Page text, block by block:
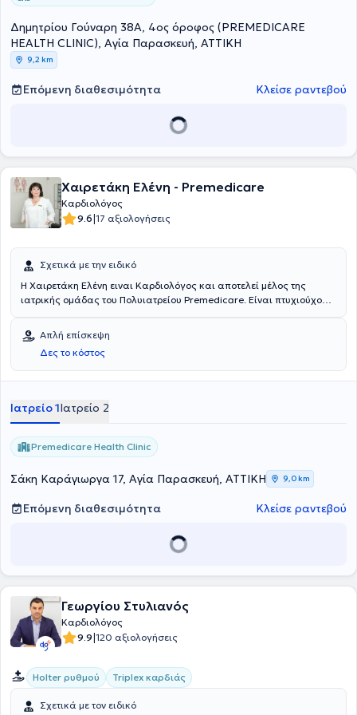
London School of Economics. Τέλος, από το 2022 είναι Θεράπουσα
ιατρός - Συνεργάτης στη Γ’ Καρδιολογική Κλινική του Νοσοκομείου
ΥΓΕΙΑ.
Δημητρίου Γούναρη 38Α, 4ος όροφος (PREMEDICARE
HEALTH CLINIC), Αγία Παρασκευή, ΑΤΤΙΚΗ
9,2 km
Επόμενη διαθεσιμότητα Κλείσε ραντεβού
Χαιρετάκη Ελένη - Premedicare
Καρδιολόγος
9.6|17 αξιολογήσεις
Σχετικά με την ειδικό
Η Χαιρετάκη Ελένη ειναι Καρδιολόγος και αποτελεί μέλος της
ιατρικής ομάδας του Πολυιατρείου Premedicare. Είναι πτυχιούχος
Καρδιολόγος αλλά διατελεί και Επιστημονική Υπεύθυνη του Ομίλου
ΒΙΟΪΑΤΡΙΚΗ. Ειδικεύτηκε στην Καρδιολογία στο Νοσοκομείο
Ευαγγελισμός ενώ έχει διατελέσει Επικουρική Επιμελήτριά στο
Νοσοκομείο Παμμακάριστος. Συνδυάζοντας την πείρα της και την
περιστατικών που άπτονται όλου του φάσματος της Ειδικότητάς της.
Απλή επίσκεψη
Δες το κόστος
Ιατρείο 1Ιατρείο 2
Premedicare Health Clinic
Σάκη Καράγιωργα 17, Αγία Παρασκευή, ΑΤΤΙΚΗ 9,0 km
Επόμενη διαθεσιμότητα Κλείσε ραντεβού
Γεωργίου Στυλιανός
Καρδιολόγος
9.9|120 αξιολογήσεις
Holter ρυθμού Triplex καρδιάς
Σχετικά με τον ειδικό